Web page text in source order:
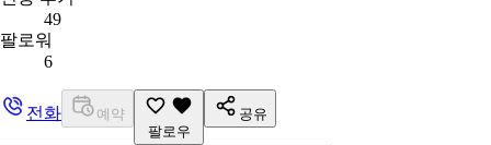
49
팔로워
6
전화
예약
팔로우
공유